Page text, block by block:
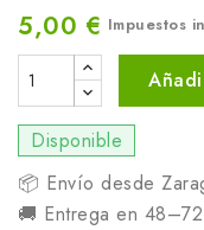
5,00 € Impuestos
Disponible
📦 Envío desde
🚚 Entrega en